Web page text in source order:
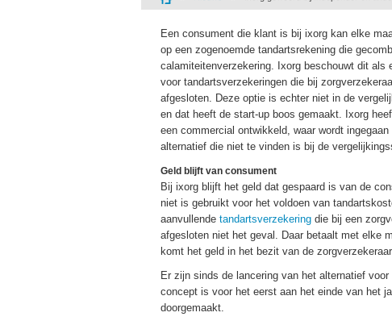
Een consument die klant is bij ixorg kan elke
op een zogenoemde tandartsrekening die
calamiteitenverzekering. Ixorg beschouwt dit als
voor tandartsverzekeringen die bij
afgesloten. Deze optie is echter niet in de
en dat heeft de start-up boos gemaakt. Ixorg
een commercial ontwikkeld, waar wordt
alternatief die niet te vinden is bij de
Geld blijft van consument
Bij ixorg blijft het geld dat gespaard is van de
niet is gebruikt voor het voldoen van
aanvullende tandartsverzekering die bij een
afgesloten niet het geval. Daar betaalt met elke
komt het geld in het bezit van de
Er zijn sinds de lancering van het alternatief
concept is voor het eerst aan het einde van het
doorgemaakt.